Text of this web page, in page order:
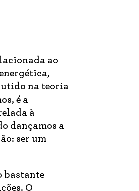
ao
na teoria
é a
à
dançamos a
ser um
bastante
O